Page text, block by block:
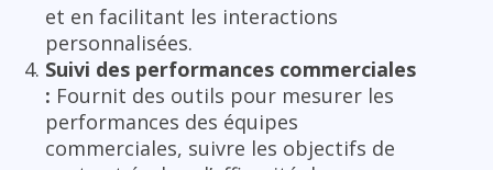
et en facilitant les interactions
personnalisées.
Suivi des performances commerciales
: Fournit des outils pour mesurer les
performances des équipes
commerciales, suivre les objectifs de